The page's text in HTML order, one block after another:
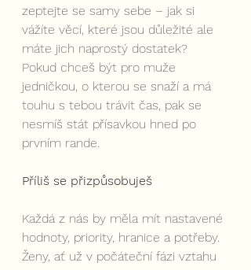
zeptejte se samy sebe – jak si
vážíte věcí, které jsou důležité ale
máte jich naprostý dostatek?
Pokud chceš být pro muže
jedničkou, o kterou se snaží a má
touhu s tebou trávit čas, pak se
nesmíš stát přísavkou hned po
prvním rande.
Příliš se přizpůsobuješ
Každá z nás by měla mít nastavené
hodnoty, priority, hranice a potřeby.
Ženy, ať už v počáteční fázi vztahu